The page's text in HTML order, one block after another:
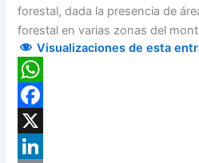
forestal, dada la presencia de
forestal en varias zonas del
Visualizaciones de esta
WhatsApp
Facebook
X